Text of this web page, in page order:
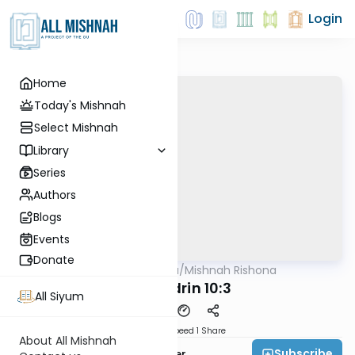
Home
Today's Mishnah
Select Mishnah
Library
Series
Authors
Blogs
Events
Donate
All Siyum
About All Mishnah
Login
AllMishna/Mishnah Rishona
Sanhedrin 10:3
Speed 1 Share